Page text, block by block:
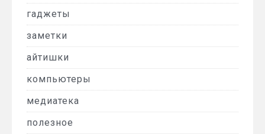
гаджеты
заметки
айтишки
компьютеры
медиатека
полезное